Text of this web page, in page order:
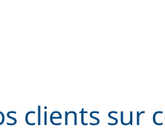
clients sur